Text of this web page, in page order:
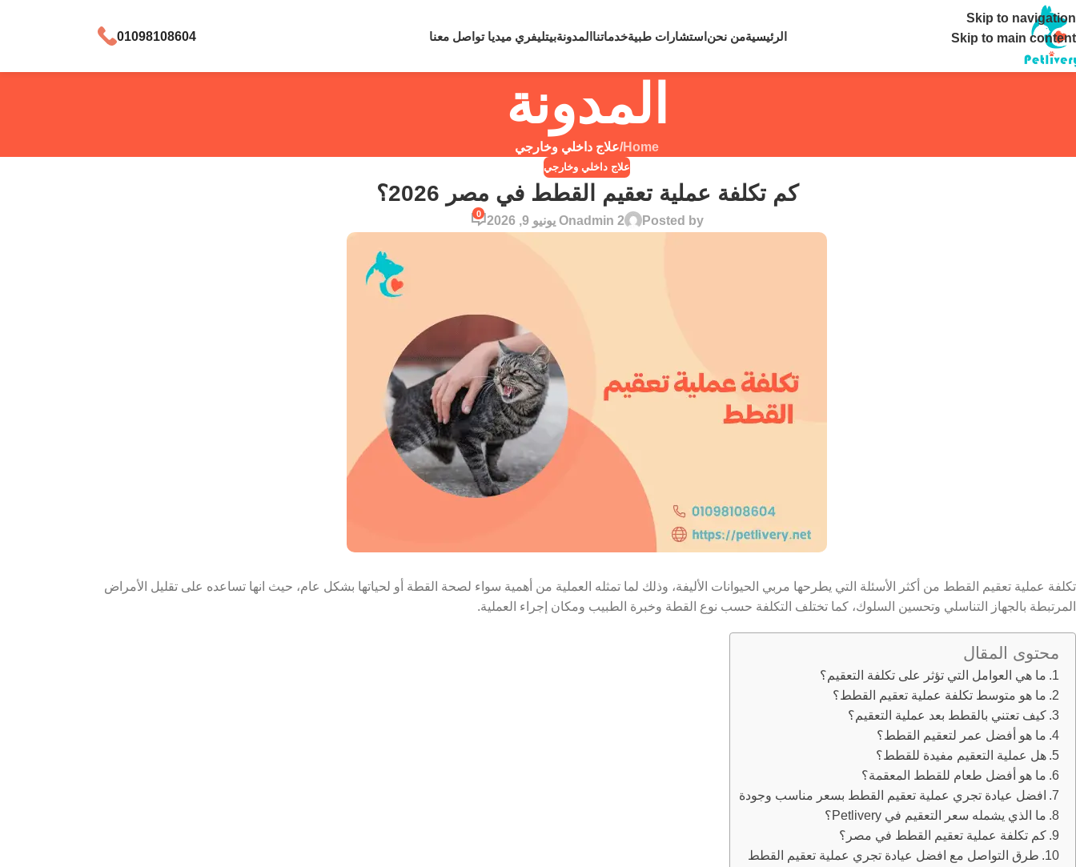
Skip to navigation
Skip to main content
الرئيسيةمن نحن استشارات طبيةخدماتنا المدونةبيتليفري ميدياتواصل معنا 01098108604
المدونة
Home
/علاج داخلي وخارجي
علاج داخلي وخارجي
كم تكلفة عملية تعقيم القطط في مصر 2026؟
Posted by
admin 2On يونيو 9, 2026
0
تكلفة عملية تعقيم القطط من أكثر الأسئلة التي يطرحها مربي الحيوانات الأليفة، وذلك لما تمثله العملية من أهمية سواء لصحة القطة أو لحياتها بشكل عام، حيث انها تساعده على تقليل الأمراض
المرتبطة بالجهاز التناسلي وتحسين السلوك، كما تختلف التكلفة حسب نوع القطة وخبرة الطبيب ومكان إجراء العملية.
محتوى المقال
ما هي العوامل التي تؤثر على تكلفة التعقيم؟
ما هو متوسط تكلفة عملية تعقيم القطط؟
كيف تعتني بالقطط بعد عملية التعقيم؟
ما هو أفضل عمر لتعقيم القطط؟
هل عملية التعقيم مفيدة للقطط؟
ما هو أفضل طعام للقطط المعقمة؟
افضل عيادة تجري عملية تعقيم القطط بسعر مناسب وجودة
ما الذي يشمله سعر التعقيم في Petlivery؟
كم تكلفة عملية تعقيم القطط في مصر؟
طرق التواصل مع افضل عيادة تجري عملية تعقيم القطط